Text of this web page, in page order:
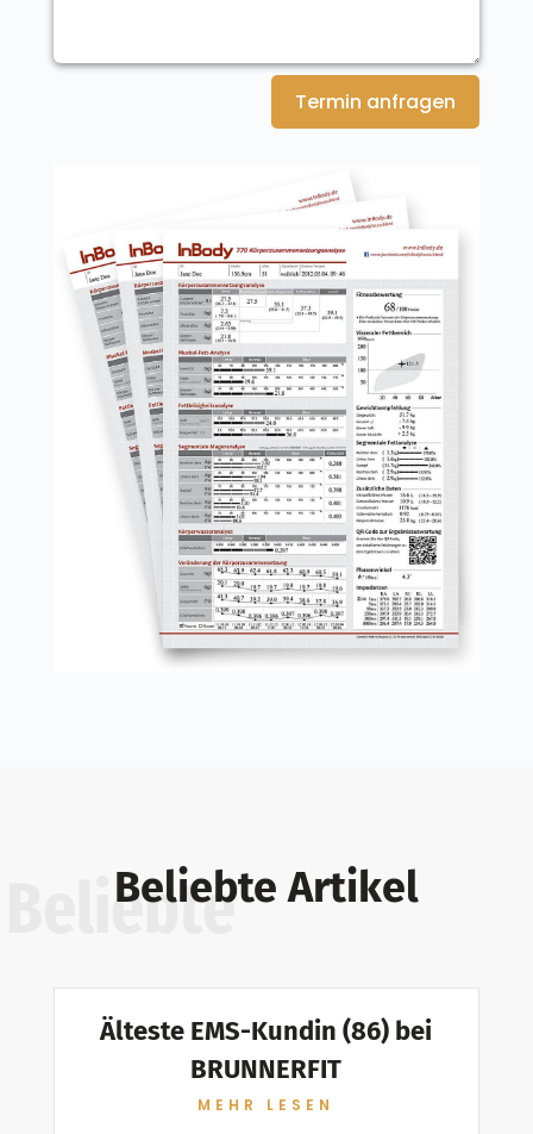
Termin anfragen
Beliebte Artikel
Beliebte
Älteste EMS-Kundin (86) bei
BRUNNERFIT
MEHR LESEN